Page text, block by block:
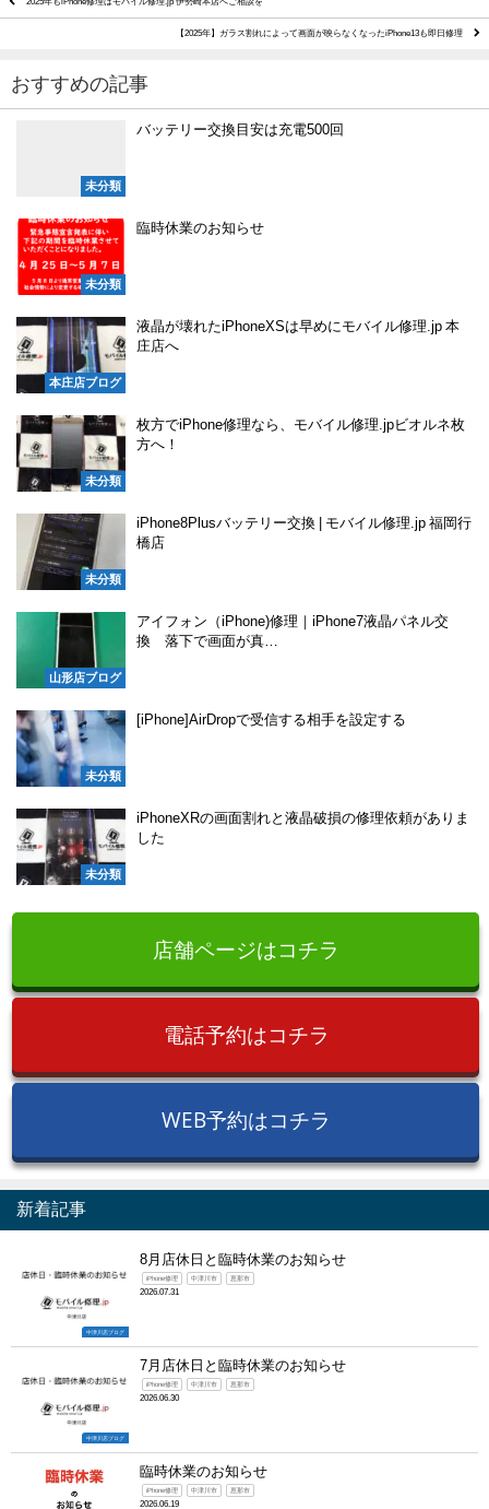
【2025年】ガラス割れによって画面が映らなくなったiPhone13も即日修理
おすすめの記事
未分類
バッテリー交換目安は充電500回
未分類
臨時休業のお知らせ
本庄店ブログ
液晶が壊れたiPhoneXSは早めにモバイル修理.jp 本
庄店へ
未分類
枚方でiPhone修理なら、モバイル修理.jpビオルネ枚
方へ！
未分類
iPhone8Plusバッテリー交換 | モバイル修理.jp 福岡行
橋店
山形店ブログ
アイフォン（iPhone)修理｜iPhone7液晶パネル交
換 落下で画面が真…
未分類
[iPhone]AirDropで受信する相手を設定する
未分類
iPhoneXRの画面割れと液晶破損の修理依頼がありま
した
店舗ページはコチラ
電話予約はコチラ
WEB予約はコチラ
新着記事
中津川店ブログ
8月店休日と臨時休業のお知らせ
iPhone修理 中津川市 恵那市
2026.07.31
中津川店ブログ
7月店休日と臨時休業のお知らせ
iPhone修理 中津川市 恵那市
2026.06.30
臨時休業のお知らせ
iPhone修理 中津川市 恵那市
2026.06.19